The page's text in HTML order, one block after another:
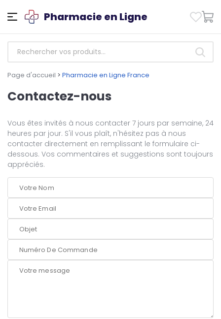
Pharmacie en Ligne
Page d'accueil > Pharmacie en Ligne France
Contactez-nous
Vous êtes invités à nous contacter 7 jours par semaine, 24
heures par jour. S'il vous plaît, n'hésitez pas à nous
contacter directement en remplissant le formulaire ci-
dessous. Vos commentaires et suggestions sont toujours
appréciés.